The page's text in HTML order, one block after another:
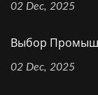
02 Dec, 2025
Выбор
02 Dec, 2025